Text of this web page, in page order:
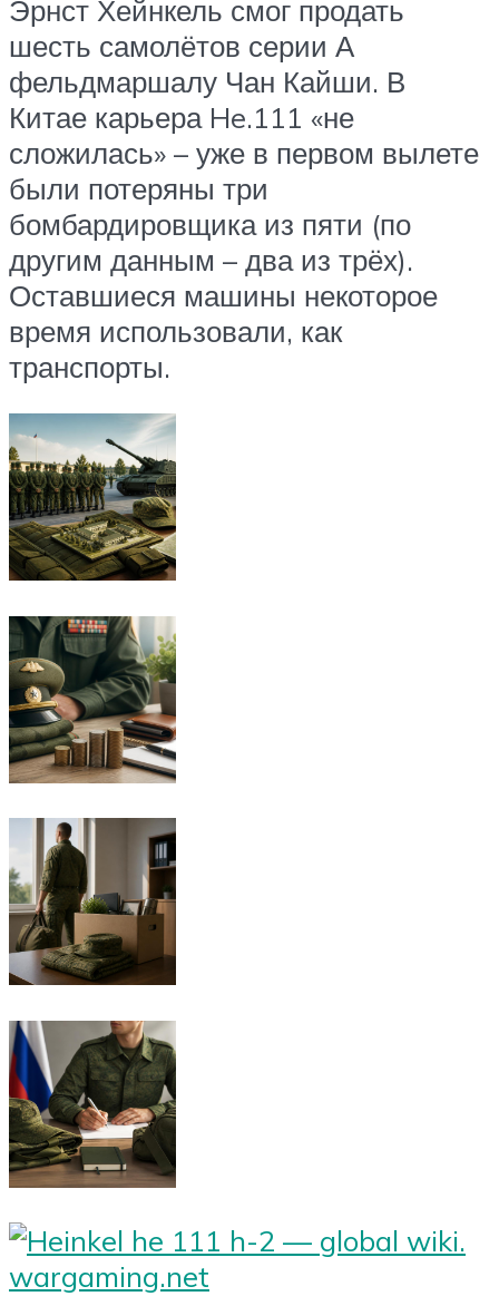
Эрнст Хейнкель смог продать
шесть самолётов серии А
фельдмаршалу Чан Кайши. В
Китае карьера He.111 «не
сложилась» – уже в первом вылете
были потеряны три
бомбардировщика из пяти (по
другим данным – два из трёх).
Оставшиеся машины некоторое
время использовали, как
транспорты.